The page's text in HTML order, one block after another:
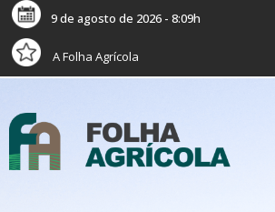
9 de agosto de 2026 - 8:09h
A Folha Agrícola